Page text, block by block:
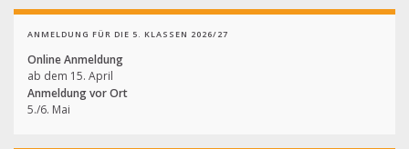
ANMELDUNG FÜR DIE 5. KLASSEN 2026/27
Online Anmeldung
ab dem 15. April
Anmeldung vor Ort
5./6. Mai